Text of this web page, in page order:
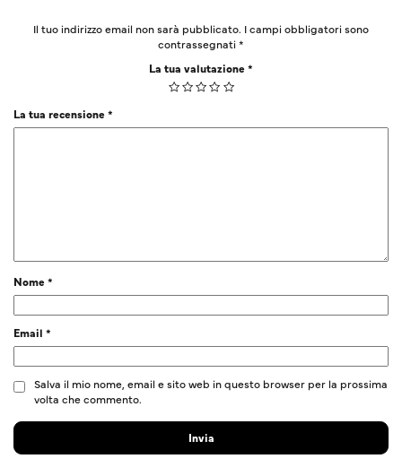
Il tuo indirizzo email non sarà pubblicato. I campi obbligatori sono
contrassegnati*
La tua valutazione*
La tua recensione*
Nome*
Email *
Salva il mio nome, email e sito web in questo browser per la prossima
volta che commento.